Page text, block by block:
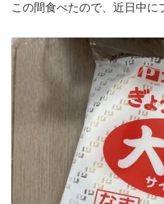
この間食べたので、近日中に